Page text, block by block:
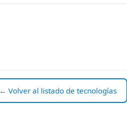
← Volver al listado de tecnologías